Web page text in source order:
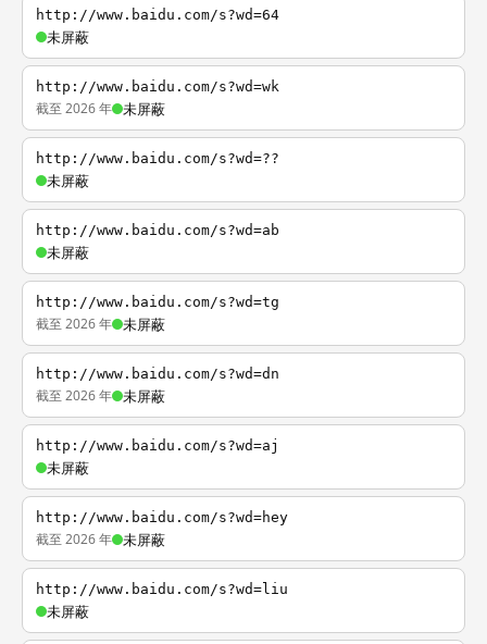
http://www.baidu.com/s?wd=64
未屏蔽
http://www.baidu.com/s?wd=wk
截至 2026 年 未屏蔽
http://www.baidu.com/s?wd=??
未屏蔽
http://www.baidu.com/s?wd=ab
未屏蔽
http://www.baidu.com/s?wd=tg
截至 2026 年 未屏蔽
http://www.baidu.com/s?wd=dn
截至 2026 年 未屏蔽
http://www.baidu.com/s?wd=aj
未屏蔽
http://www.baidu.com/s?wd=hey
截至 2026 年 未屏蔽
http://www.baidu.com/s?wd=liu
未屏蔽